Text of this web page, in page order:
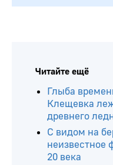
Читайте ещё
Глыба
Клещевка
древнего
С видом на
неизвестное
20 века